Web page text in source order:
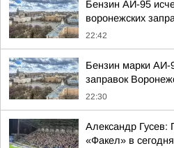
Бензин АИ-95
воронежских
22:42
Бензин марки
заправок
22:30
Александр Гусев:
«Факел» в